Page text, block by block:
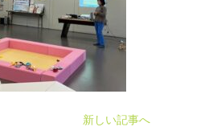
新しい記事へ